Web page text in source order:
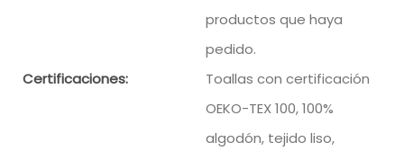
productos que haya
pedido.
Certificaciones:
Toallas con certificación
OEKO-TEX 100, 100%
algodón, tejido liso,